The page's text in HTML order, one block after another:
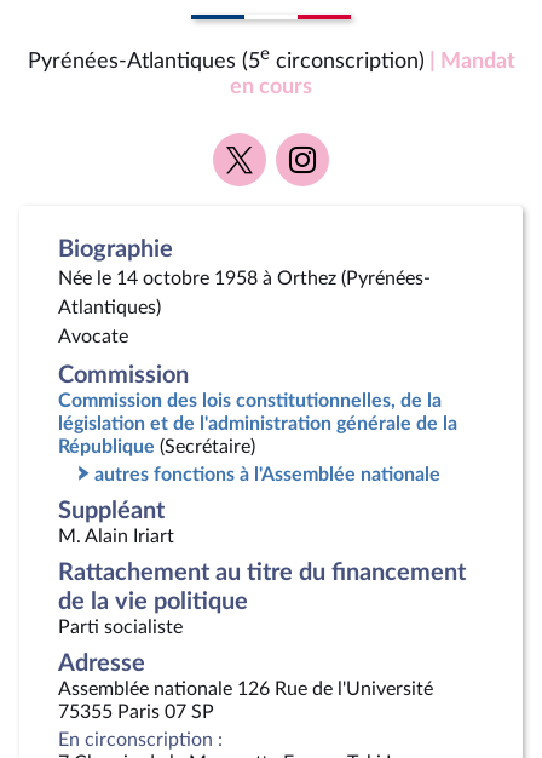
Pyrénées-Atlantiques (5ecirconscription)
| Mandat
en cours
Voir
la
Voir
la
Biographie
Née le 14 octobre 1958 à Orthez (Pyrénées-
Atlantiques)
Avocate
Commission
Commission des lois constitutionnelles, de la
législation et de l'administration générale de la
République (Secrétaire)
autres fonctions à l'Assemblée nationale
Suppléant
M. Alain Iriart
Rattachement au titre du financement
de la vie politique
Parti socialiste
Adresse
Assemblée nationale 126 Rue de l'Université
75355 Paris 07 SP
En circonscription :